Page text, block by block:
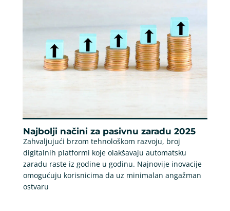
Najbolji načini za pasivnu zaradu 2025
Zahvaljujući brzom tehnološkom razvoju, broj
digitalnih platformi koje olakšavaju automatsku
zaradu raste iz godine u godinu. Najnovije inovacije
omogućuju korisnicima da uz minimalan angažman
ostvaru